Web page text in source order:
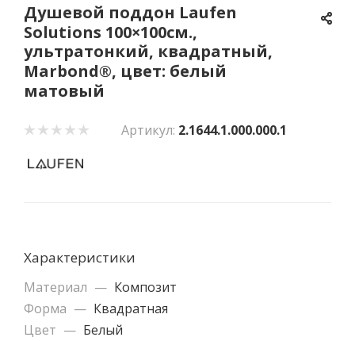
Душевой поддон Laufen
Solutions 100×100см.,
ультратонкий, квадратный,
Marbond®, цвет: белый
матовый
Артикул: 2.1644.1.000.000.1
Характеристики
Материал — Композит
Форма — Квадратная
Цвет — Белый